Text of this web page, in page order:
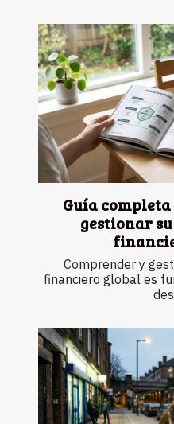
Guía
gestionar
Comprender y
financiero global es